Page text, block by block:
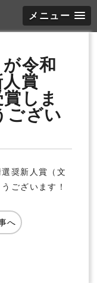
メニュー
が令和
人賞
しま
ござい
奨新人賞（文
ございます！
へ